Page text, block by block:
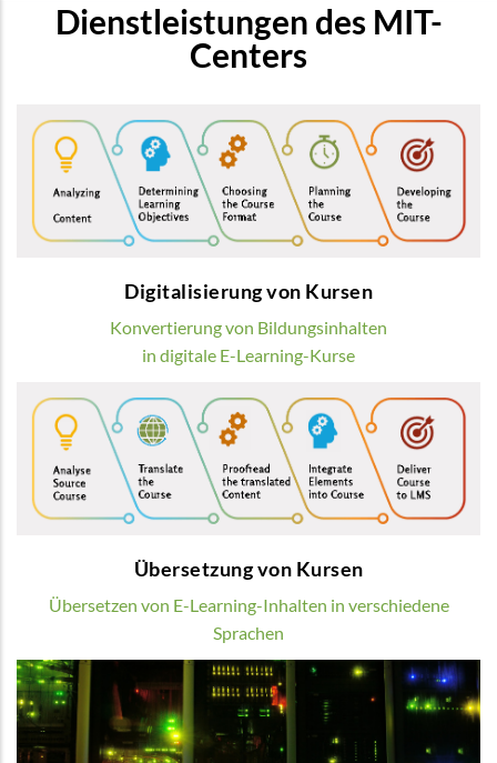
Dienstleistungen des MIT-
Centers
Digitalisierung von Kursen
Konvertierung von Bildungsinhalten
in digitale E-Learning-Kurse
Digitalisierung von Kursen
Wir verwandeln übliche Bildungsinhalte in
modernste digitale E-Learning-Kurse
Übersetzung von Kursen
Übersetzen von E-Learning-Inhalten in verschiedene
Sprachen
Übersetzung von Kursen
Wir bieten die Übersetzung von
Lerninhalten durch Muttersprachler
eLearning SaaS Software